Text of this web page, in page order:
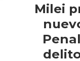
Milei